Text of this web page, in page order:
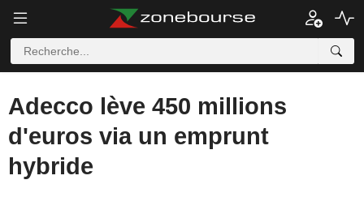
Adecco lève 450 millions
d'euros via un emprunt
hybride